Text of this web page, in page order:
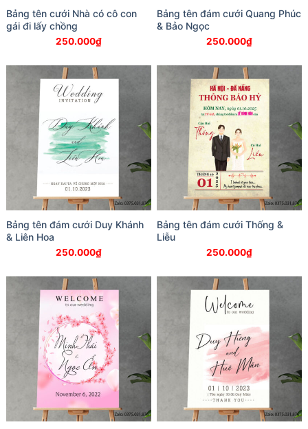
Bảng tên cưới Nhà có cô con
gái đi lấy chồng
250.000₫
Bảng tên đám cưới Quang Phúc
& Bảo Ngọc
250.000₫
Bảng tên đám cưới Duy Khánh
& Liên Hoa
250.000₫
Bảng tên đám cưới Thống &
Liễu
250.000₫